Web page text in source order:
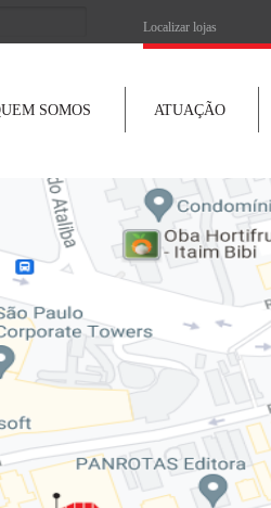
Localizar lojas
SOMOS ATUAÇÃO